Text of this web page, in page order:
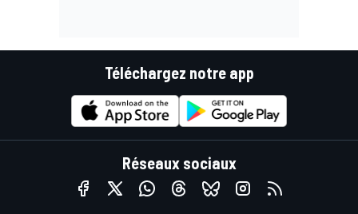
Téléchargez notre app
Réseaux sociaux